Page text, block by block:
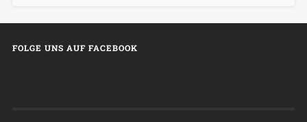
FOLGE UNS AUF FACEBOOK